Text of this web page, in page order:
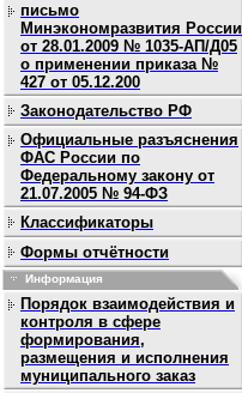
письмо
Минэкономразвития России
от 28.01.2009 № 1035-АП/Д05
о применении приказа №
427 от 05.12.200
Законодательство РФ
Официальные разъяснения
ФАС России по
Федеральному закону от
21.07.2005 № 94-ФЗ
Классификаторы
Формы отчётности
Информация
Порядок взаимодействия и
контроля в сфере
формирования,
размещения и исполнения
муниципального заказ